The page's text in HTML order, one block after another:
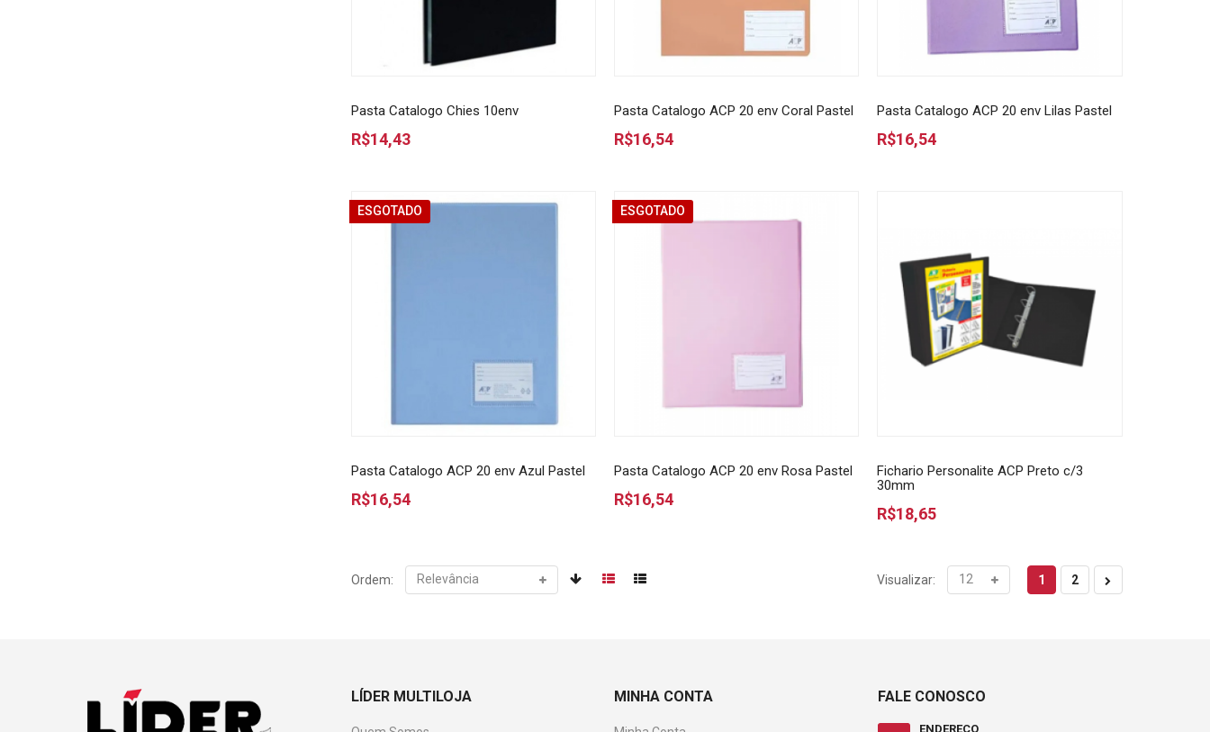
Pasta Catalogo Chies 10env
R$14,43
Pasta Catalogo ACP 20 env Coral Pastel
R$16,54
Pasta Catalogo ACP 20 env Lilas Pastel
R$16,54
ESGOTADO
Pasta Catalogo ACP 20 env Azul Pastel
R$16,54
ESGOTADO
Pasta Catalogo ACP 20 env Rosa Pastel
R$16,54
Fichario Personalite ACP Preto c/3
30mm
R$18,65
Ordem: Visualizar: 1 2
LÍDER MULTILOJA MINHA CONTA FALE CONOSCO
ENDEREÇO